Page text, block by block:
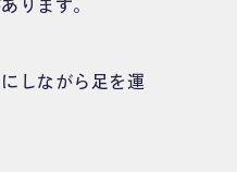
しながら足を運